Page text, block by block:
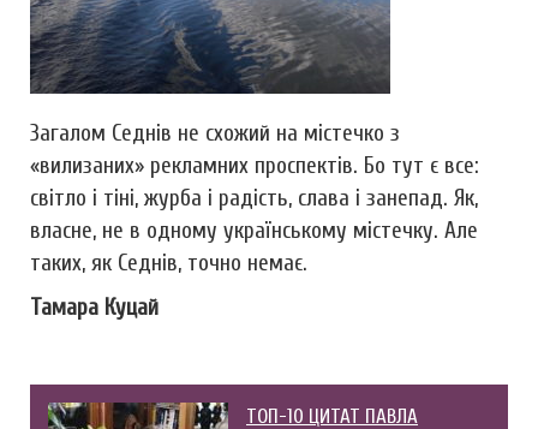
Загалом Седнів не схожий на містечко з
«вилизаних» рекламних проспектів. Бо тут є все:
світло і тіні, журба і радість, слава і занепад. Як,
власне, не в одному українському містечку. Але
таких, як Седнів, точно немає.
Тамара Куцай
ТОП-10 ЦИТАТ ПАВЛА